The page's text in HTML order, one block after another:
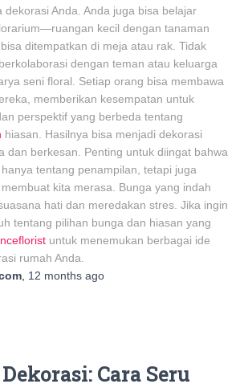
dekorasi Anda. Anda juga bisa belajar
kecil dengan tanaman
ditempatkan di meja atau rak. Tidak
dengan teman atau keluarga
seni floral. Setiap orang bisa membawa
memberikan kesempatan untuk
perspektif yang berbeda tentang
hiasan. Hasilnya bisa menjadi dekorasi
dan berkesan. Penting untuk diingat bahwa
tentang penampilan, tetapi juga
kita merasa. Bunga yang indah
hati dan meredakan stres. Jika ingin
tentang pilihan bunga dan hiasan yang
untuk menemukan berbagai ide
rumah Anda.
12 months ago
Cara Seru